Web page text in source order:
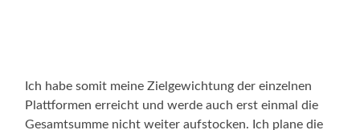
Ich habe somit meine Zielgewichtung der einzelnen
Plattformen erreicht und werde auch erst einmal die
Gesamtsumme nicht weiter aufstocken. Ich plane die